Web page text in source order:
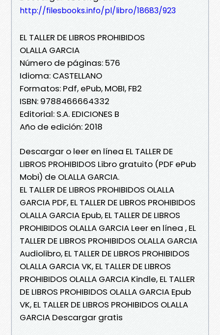
http://filesbooks.info/pl/libro/18683/923
EL TALLER DE LIBROS PROHIBIDOS
OLALLA GARCIA
Número de páginas: 576
Idioma: CASTELLANO
Formatos: Pdf, ePub, MOBI, FB2
ISBN: 9788466664332
Editorial: S.A. EDICIONES B
Año de edición: 2018
Descargar o leer en línea EL TALLER DE
LIBROS PROHIBIDOS Libro gratuito (PDF ePub
Mobi) de OLALLA GARCIA.
EL TALLER DE LIBROS PROHIBIDOS OLALLA
GARCIA PDF, EL TALLER DE LIBROS PROHIBIDOS
OLALLA GARCIA Epub, EL TALLER DE LIBROS
PROHIBIDOS OLALLA GARCIA Leer en línea , EL
TALLER DE LIBROS PROHIBIDOS OLALLA GARCIA
Audiolibro, EL TALLER DE LIBROS PROHIBIDOS
OLALLA GARCIA VK, EL TALLER DE LIBROS
PROHIBIDOS OLALLA GARCIA Kindle, EL TALLER
DE LIBROS PROHIBIDOS OLALLA GARCIA Epub
VK, EL TALLER DE LIBROS PROHIBIDOS OLALLA
GARCIA Descargar gratis